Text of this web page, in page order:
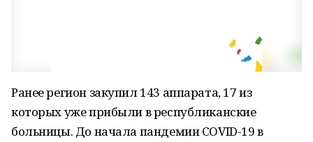
Ранее регион закупил 143 аппарата, 17 из
которых уже прибыли в республиканские
больницы. До начала пандемии COVID-19 в